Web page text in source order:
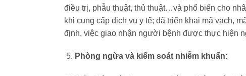
điều trị, phẫu thuật, thủ thuật…và phổ biến cho
khi cung cấp dịch vụ y tế; đã triển khai mã vạch,
định, việc giao nhận người bệnh được thực hiện
Phòng ngừa và kiểm soát nhiễm khuẩn: